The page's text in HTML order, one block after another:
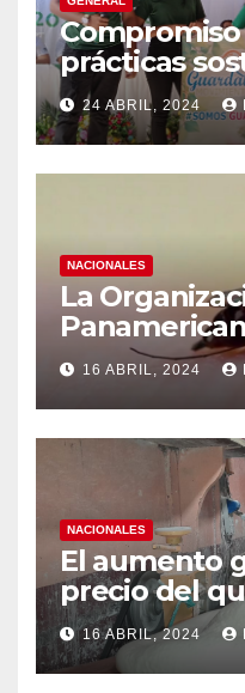
prácticas
conciencia
24 ABRIL, 2024
NACIONALES
La
(OPS),
medidas
casos de
16 ABRIL, 2024
NACIONALES
El aumento
precio del
efectos a las
16 ABRIL, 2024